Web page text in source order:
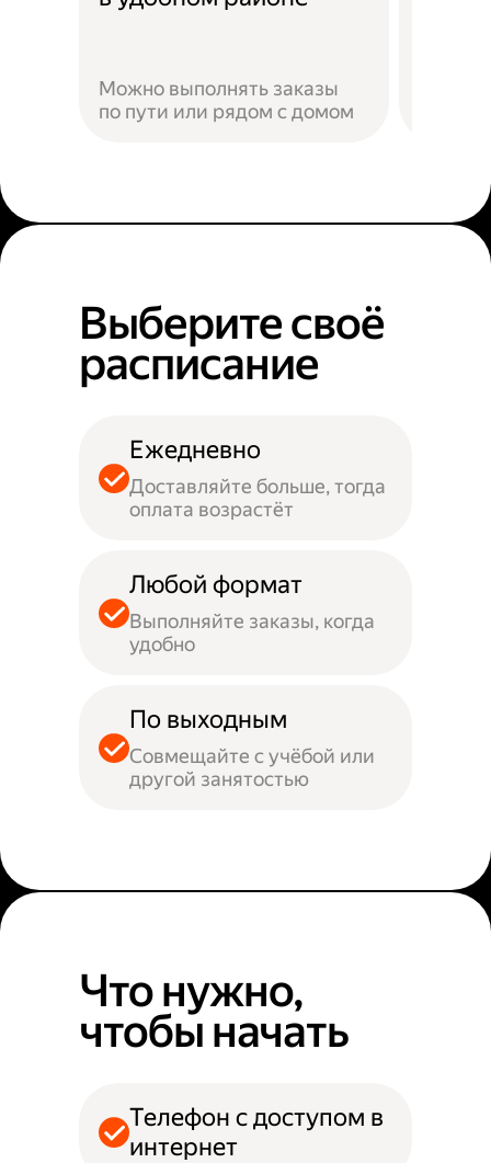
Можно выполнять заказы
по пути или рядом с домом
Выберите своё
расписание
Ежедневно
Доставляйте больше, тогда
оплата возрастёт
Любой формат
Выполняйте заказы, когда
удобно
По выходным
Совмещайте с учёбой или
другой занятостью
Что нужно,
чтобы начать
Телефон с доступом в
интернет